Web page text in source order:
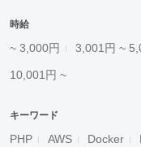
時給
~ 3,000円 3,001円 ~
10,001円 ~
キーワード
PHP AWS Docker